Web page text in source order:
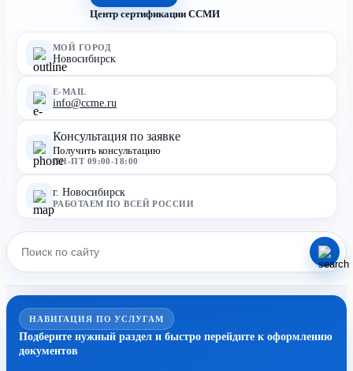
Центр сертификации ССМИ
МОЙ ГОРОД
Новосибирск
E-MAIL
info@ccme.ru
Консультация по заявке
Получить консультацию
ПН-ПТ 09:00-18:00
г. Новосибирск
РАБОТАЕМ ПО ВСЕЙ РОССИИ
НАВИГАЦИЯ ПО УСЛУГАМ
Подберите нужный раздел и быстро перейдите к оформлению
документов